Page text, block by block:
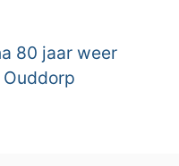
80 jaar weer